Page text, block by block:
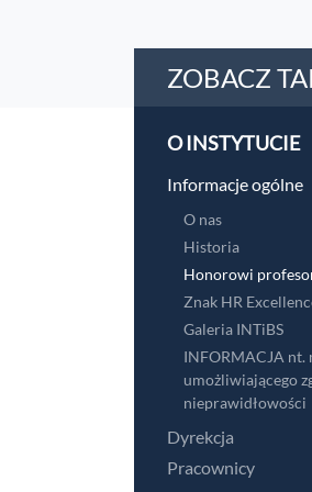
ZOBACZ
O INSTYTUCIE
Informacje ogólne
O nas
Historia
Honorowi
Znak HR
Galeria INTiBS
INFORMACJA nt.
umożliwiającego
nieprawidłowości
Dyrekcja
Pracownicy